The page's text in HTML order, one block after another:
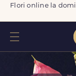
Flori online la